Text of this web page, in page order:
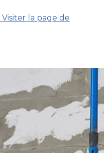
Visiter la page de